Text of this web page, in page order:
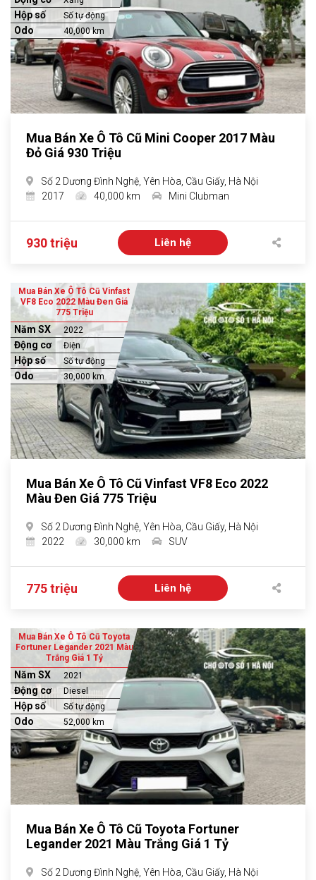
Hộp số Số tự động
Odo 40,000 km
Mua Bán Xe Ô Tô Cũ Mini Cooper 2017 Màu
Đỏ Giá 930 Triệu
Số 2 Dương Đình Nghệ, Yên Hòa, Cầu Giấy, Hà Nội
2017
40,000 km Mini Clubman
930 triệu Liên hệ
Mua Bán Xe Ô Tô Cũ Vinfast
VF8 Eco 2022 Màu Đen Giá
775 Triệu
Năm SX 2022
Động cơ Điện
Hộp số Số tự động
Odo 30,000 km
Mua Bán Xe Ô Tô Cũ Vinfast VF8 Eco 2022
Màu Đen Giá 775 Triệu
Số 2 Dương Đình Nghệ, Yên Hòa, Cầu Giấy, Hà Nội
2022
30,000 km SUV
775 triệu Liên hệ
Mua Bán Xe Ô Tô Cũ Toyota
Fortuner Legander 2021 Màu
Trắng Giá 1 Tỷ
Năm SX 2021
Động cơ Diesel
Hộp số Số tự động
Odo 52,000 km
Mua Bán Xe Ô Tô Cũ Toyota Fortuner
Legander 2021 Màu Trắng Giá 1 Tỷ
Số 2 Dương Đình Nghệ, Yên Hòa, Cầu Giấy, Hà Nội